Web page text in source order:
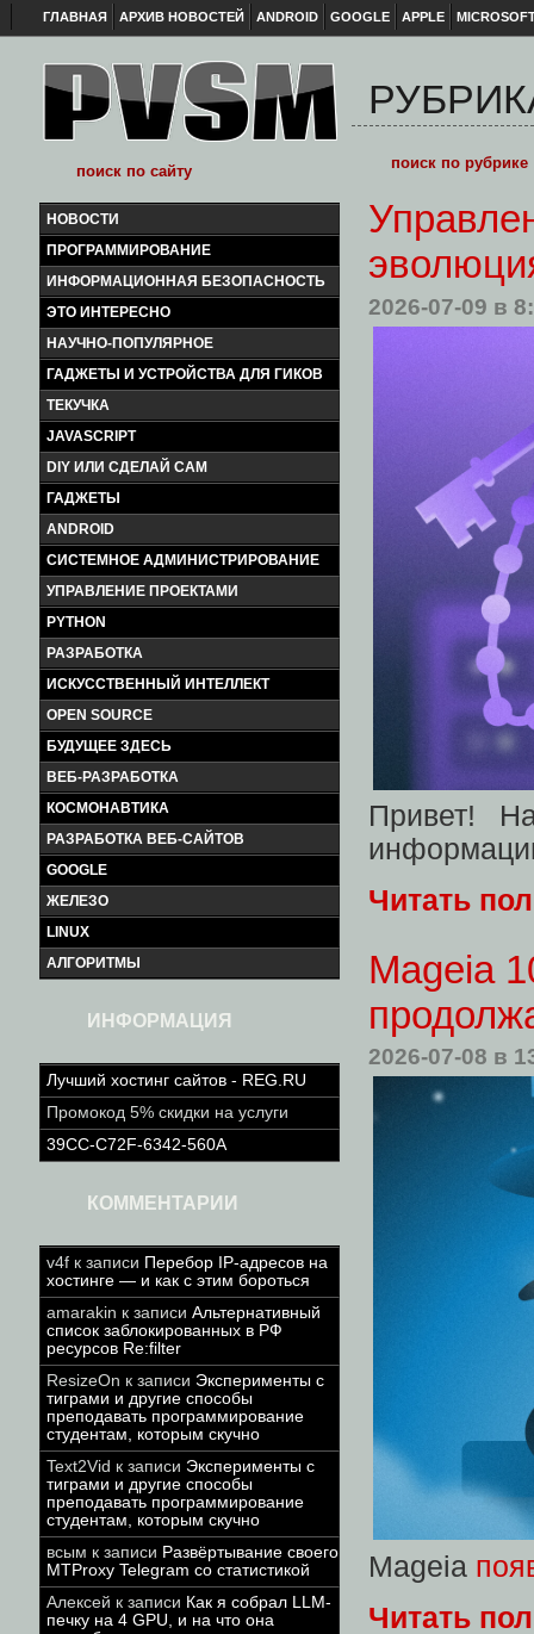
ГЛАВНАЯ АРХИВ НОВОСТЕЙ ANDROID GOOGLE APPLE
НОВОСТИ
ПРОГРАММИРОВАНИЕ
ИНФОРМАЦИОННАЯ БЕЗОПАСНОСТЬ
ЭТО ИНТЕРЕСНО
НАУЧНО-ПОПУЛЯРНОЕ
ГАДЖЕТЫ И УСТРОЙСТВА ДЛЯ ГИКОВ
ТЕКУЧКА
JAVASCRIPT
DIY ИЛИ СДЕЛАЙ САМ
ГАДЖЕТЫ
ANDROID
СИСТЕМНОЕ АДМИНИСТРИРОВАНИЕ
УПРАВЛЕНИЕ ПРОЕКТАМИ
PYTHON
РАЗРАБОТКА
ИСКУССТВЕННЫЙ ИНТЕЛЛЕКТ
OPEN SOURCE
БУДУЩЕЕ ЗДЕСЬ
ВЕБ-РАЗРАБОТКА
КОСМОНАВТИКА
РАЗРАБОТКА ВЕБ-САЙТОВ
GOOGLE
ЖЕЛЕЗО
LINUX
АЛГОРИТМЫ
ИНФОРМАЦИЯ
Лучший хостинг сайтов - REG.RU
Промокод 5% скидки на услуги
39CC-C72F-6342-560A
КОММЕНТАРИИ
v4f к записи Перебор IP-адресов на
хостинге — и как с этим бороться
amarakin к записи Альтернативный
список заблокированных в РФ
ресурсов Re:filter
ResizeOn к записи Эксперименты с
тиграми и другие способы
преподавать программирование
студентам, которым скучно
Text2Vid к записи Эксперименты с
тиграми и другие способы
преподавать программирование
студентам, которым скучно
всым к записи Развёртывание своего
MTProxy Telegram со статистикой
Алексей к записи Как я собрал LLM-
печку на 4 GPU, и на что она
2026-07-09 в
Привет!
Читать
Mageia
2026-07-08 в
Mageia
Читать